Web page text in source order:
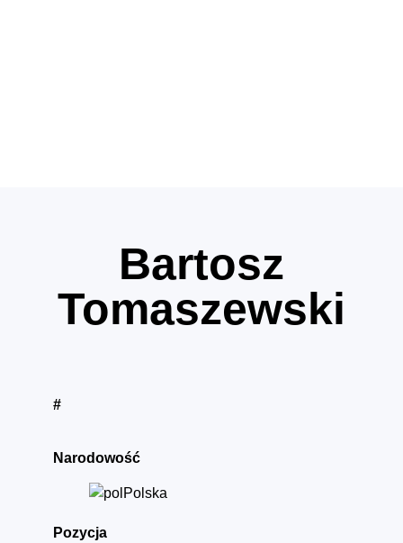
Bartosz
Tomaszewski
#
Narodowość
Polska
Pozycja